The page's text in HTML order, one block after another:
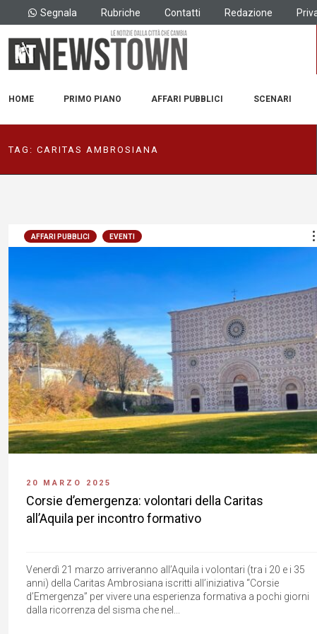
Segnala Rubriche Contatti Redazione
HOME PRIMO PIANO AFFARI PUBBLICI SCENARI
TAG: CARITAS AMBROSIANA
AFFARI PUBBLICI EVENTI
20 MARZO 2025
Corsie d’emergenza: volontari della Caritas
all’Aquila per incontro formativo
Venerdì 21 marzo arriveranno all’Aquila i volontari (tra i 20 e i 35
anni) della Caritas Ambrosiana iscritti all’iniziativa “Corsie
d’Emergenza” per vivere una esperienza formativa a pochi giorni
dalla ricorrenza del sisma che nel...